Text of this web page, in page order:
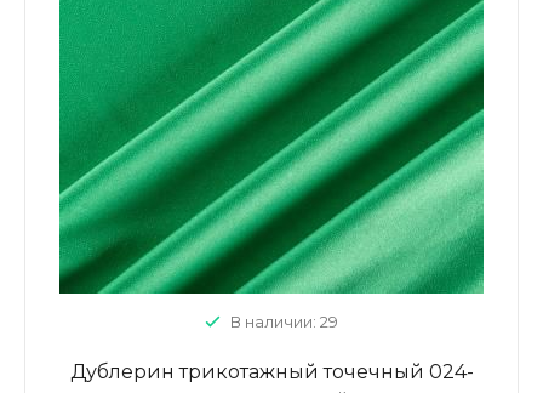
В наличии: 29
Дублерин трикотажный точечный 024-